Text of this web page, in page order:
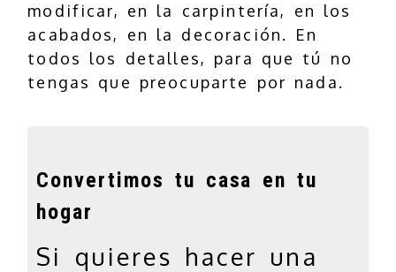
modificar, en la carpintería, en los
acabados, en la decoración. En
todos los detalles, para que tú no
tengas que preocuparte por nada.
Convertimos tu casa en tu
hogar
jumbotron
Si quieres hacer una